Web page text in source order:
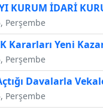
KURUM İDARİ
Perşembe
Kararları Yeni
Perşembe
Davalarla
Perşembe